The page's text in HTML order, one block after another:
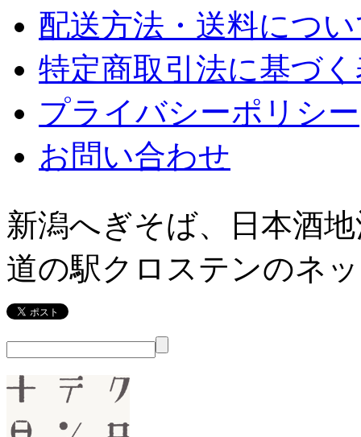
配送方法・送料につ
特定商取引法に基づ
プライバシーポリシー
お問い合わせ
新潟へぎそば、日本酒
道の駅クロステンのネ